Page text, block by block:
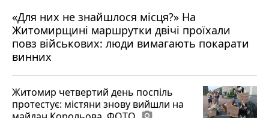
«Для них не знайшлося місця?» На
Житомирщині маршрутки двічі проїхали
повз військових: люди вимагають покарати
винних
17 липня 2026 р.
Житомир четвертий день поспіль
протестує: містяни знову вийшли на
photo_camera